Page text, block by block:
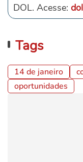
DOL. Acesse:
Tags
14 de janeiro
oportunidades